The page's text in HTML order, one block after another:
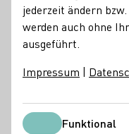
Kelterhaus, (auch
beim Sundowner
und feine Speisen in
Lasst die Seele
unseres Weinguts,
Samstagabend mit
das nicht entgehen :-D
jederzeit ändern
werden auch ohne
ausgeführt.
Impressum |
Funktional